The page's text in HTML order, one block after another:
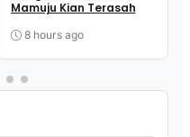
Mamuju Kian Terasah
8 hours ago